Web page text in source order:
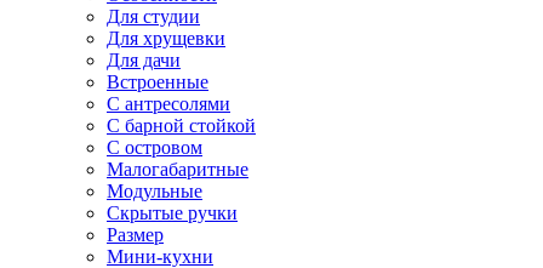
Для студии
Для хрущевки
Для дачи
Встроенные
С антресолями
С барной стойкой
С островом
Малогабаритные
Модульные
Скрытые ручки
Размер
Мини-кухни